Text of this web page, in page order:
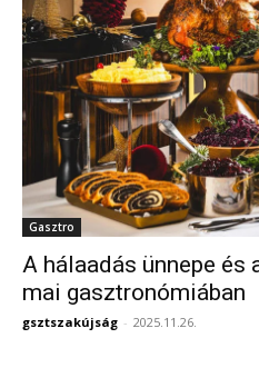
Gasztro
A hálaadás ünnepe és
mai gasztronómiában
gsztszakújság - 2025.11.26.